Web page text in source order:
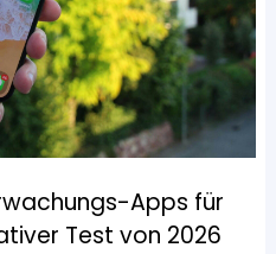
Apps für
Test von 2026